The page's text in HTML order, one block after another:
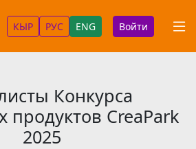
КЫР РУС ENG Войти
Конкурса
продуктов CreaPark
2025